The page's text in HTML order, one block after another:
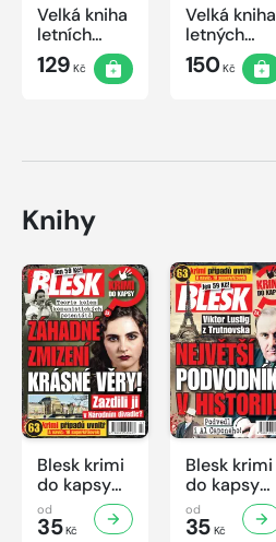
Velká kniha
letních
křížovek
2026
129 Kč
Velká kniha
letných
krížoviek s
TV JOJ
150Kč
Knihy
Blesk krimi
do kapsy
č.7/2026
od
35Kč
Blesk krimi
do kapsy
č.6/2026
od
35Kč